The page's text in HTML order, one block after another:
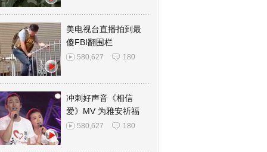
美电视台直播拍到最
傻FBI翻围栏
580,627 180
冲刺好声音《相信
爱》MV 为雅安祈福
580,627 180